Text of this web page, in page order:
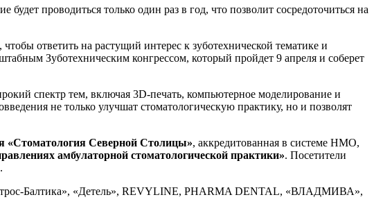
проводиться только один раз в год, что позволит сосредоточиться на
ответить на растущий интерес к зуботехнической тематике и
Зуботехническим конгрессом, который пройдет 9 апреля и соберет
спектр тем, включая 3D-печать, компьютерное моделирование и
не только улучшат стоматологическую практику, но и позволят
«Стоматология Северной Столицы», аккредитованная в системе НМО,
амбулаторной стоматологической практики». Посетители
Балтика», «Детель», REVYLINE, PHARMA DENTAL, «ВЛАДМИВА»,